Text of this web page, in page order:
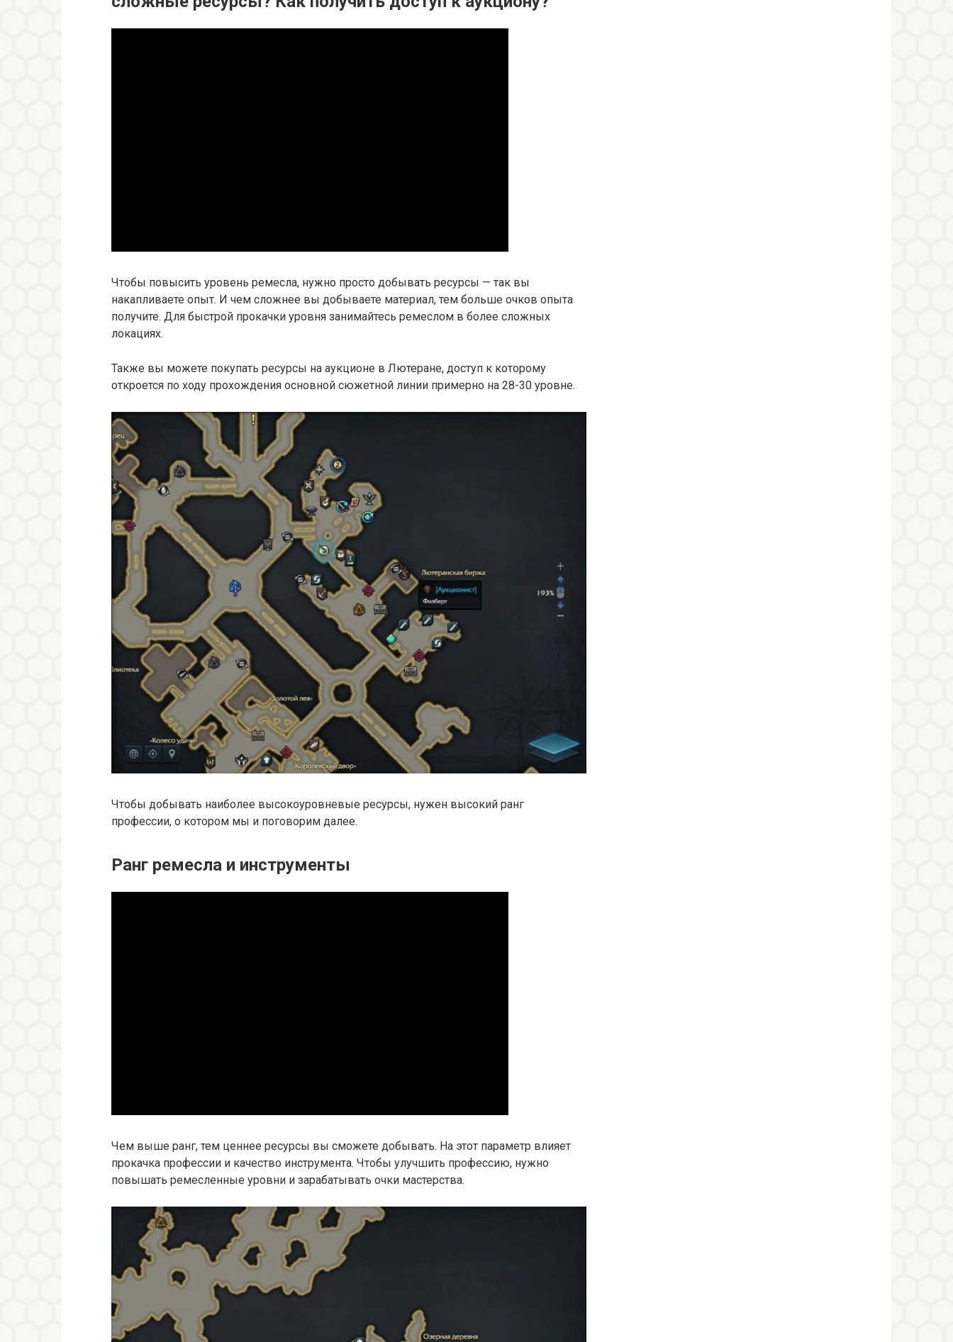
Чтобы повысить уровень ремесла, нужно просто добывать ресурсы — так вы
накапливаете опыт. И чем сложнее вы добываете материал, тем больше очков опыта
получите. Для быстрой прокачки уровня занимайтесь ремеслом в более сложных
локациях.
Также вы можете покупать ресурсы на аукционе в Лютеране, доступ к которому
откроется по ходу прохождения основной сюжетной линии примерно на 28-30 уровне.
Чтобы добывать наиболее высокоуровневые ресурсы, нужен высокий ранг
профессии, о котором мы и поговорим далее.
Ранг ремесла и инструменты
Чем выше ранг, тем ценнее ресурсы вы сможете добывать. На этот параметр влияет
прокачка профессии и качество инструмента. Чтобы улучшить профессию, нужно
повышать ремесленные уровни и зарабатывать очки мастерства.